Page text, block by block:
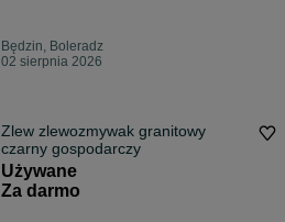
Będzin, Boleradz
02 sierpnia 2026
Zlew zlewozmywak granitowy
czarny gospodarczy
Używane
Za darmo